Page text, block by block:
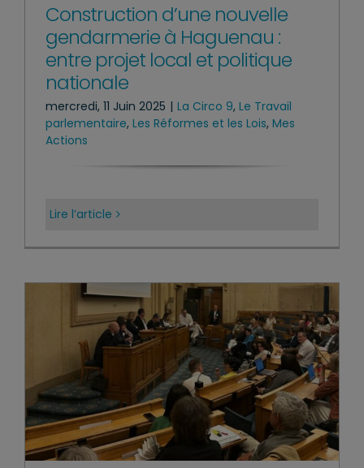
Construction d’une nouvelle
gendarmerie à Haguenau :
entre projet local et politique
nationale
mercredi, 11 Juin 2025 | La Circo 9, Le Travail
parlementaire, Les Réformes et les Lois, Mes
Actions
Lire l’article